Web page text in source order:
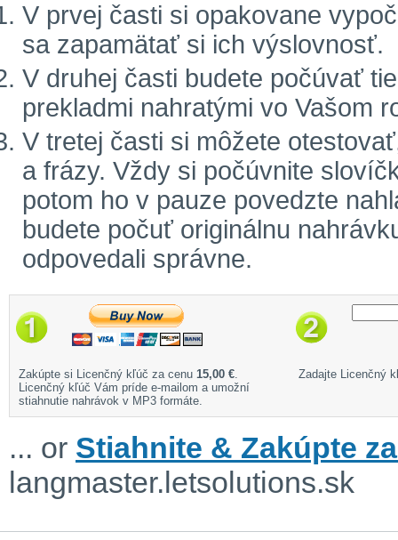
V prvej časti si opakovane
sa zapamätať si ich výslovnosť.
V druhej časti budete počúvať
prekladmi nahratými vo Vašom
V tretej časti si môžete
a frázy. Vždy si počúvnite
potom ho v pauze povedzte
budete počuť originálnu
odpovedali správne.
Zakúpte si Licenčný kľúč za cenu 15,00 €.
Licenčný kľúč Vám príde e-mailom a umožní
stiahnutie nahrávok v MP3 formáte.
Zadajte Licenčný
... or Stiahnite & Zakúpte
langmaster.letsolutions.sk